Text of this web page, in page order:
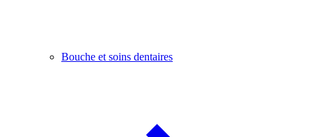
Bouche et soins dentaires